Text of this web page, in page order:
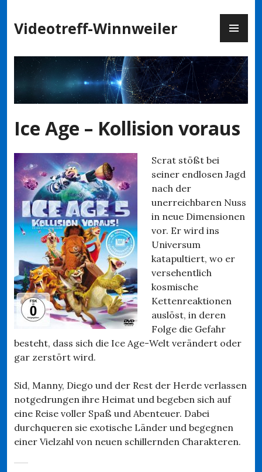
Inhalt
springen
Videotreff-Winnweiler
Ice Age – Kollision voraus
Scrat stößt bei
seiner endlosen Jagd
nach der
unerreichbaren Nuss
in neue Dimensionen
vor. Er wird ins
Universum
katapultiert, wo er
versehentlich
kosmische
Kettenreaktionen
auslöst, in deren
Folge die Gefahr
besteht, dass sich die Ice Age-Welt verändert oder
gar zerstört wird.
Sid, Manny, Diego und der Rest der Herde verlassen
notgedrungen ihre Heimat und begeben sich auf
eine Reise voller Spaß und Abenteuer. Dabei
durchqueren sie exotische Länder und begegnen
einer Vielzahl von neuen schillernden Charakteren.